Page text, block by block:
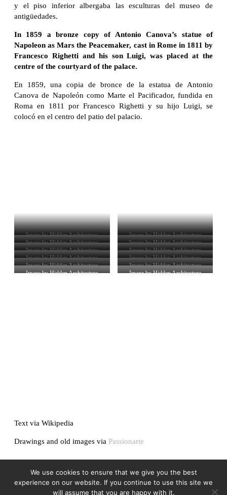
y el piso inferior albergaba las esculturas del museo de
antigüedades.
In 1859 a bronze copy of Antonio Canova’s statue of
Napoleon as Mars the Peacemaker, cast in Rome in 1811 by
Francesco Righetti and his son Luigi, was placed at the
centre of the courtyard of the palace.
En 1859, una copia de bronce de la estatua de Antonio
Canova de Napoleón como Marte el Pacificador, fundida en
Roma en 1811 por Francesco Righetti y su hijo Luigi, se
colocó en el centro del patio del palacio.
Image by Hidden Architecture
Image by Hidden Architecture
Image by Hidden Architecture
Image by Hidden Architecture
Image by Hidden Architecture
Image by Hidden Architecture
Image by Hidden Architecture
Image by Hidden Architecture
Image by Hidden Architecture
Image by Hidden Architecture
Image by Hidden Architecture
Image by Hidden Architecture
Text via Wikipedia
Drawings and old images via Passionarte
We use cookies to ensure that we give you the best
experience on our website. If you continue to use this site we
will assume that you are happy with it.